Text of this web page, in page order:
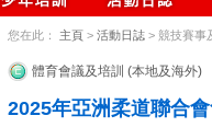
您在此： 主頁 > 活動日誌 > 競技賽事
體育會議及培訓 (本地及海外)
2025年亞洲柔道聯合